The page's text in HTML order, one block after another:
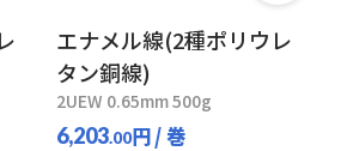
エナメル線(2種ポリウレ
タン銅線)
2UEW 0.65mm 500g
6,203.00円/ 巻